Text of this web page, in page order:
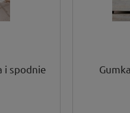
i spodnie